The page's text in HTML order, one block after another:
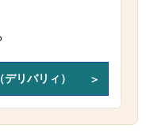
リバリィ）